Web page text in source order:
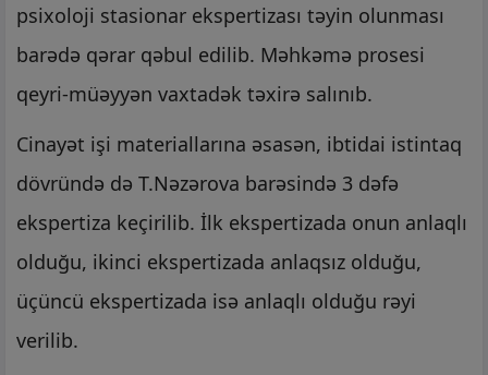
psixoloji stasionar ekspertizası təyin olunması
barədə qərar qəbul edilib. Məhkəmə prosesi
qeyri-müəyyən vaxtadək təxirə salınıb.
Cinayət işi materiallarına əsasən, ibtidai istintaq
dövründə də T.Nəzərova barəsində 3 dəfə
ekspertiza keçirilib. İlk ekspertizada onun anlaqlı
olduğu, ikinci ekspertizada anlaqsız olduğu,
üçüncü ekspertizada isə anlaqlı olduğu rəyi
verilib.